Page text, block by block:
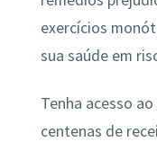
exercícios
sua saúde em
Tenha acesso
centenas de